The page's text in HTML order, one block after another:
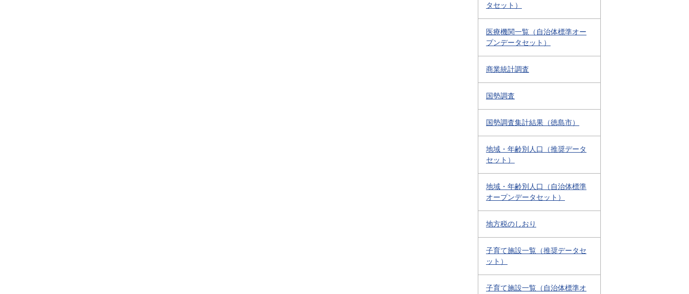
タセット）
医療機関一覧（自治体標準オー
プンデータセット）
商業統計調査
国勢調査
国勢調査集計結果（徳島市）
地域・年齢別人口（推奨データ
セット）
地域・年齢別人口（自治体標準
オープンデータセット）
地方税のしおり
子育て施設一覧（推奨データセ
ット）
子育て施設一覧（自治体標準オ